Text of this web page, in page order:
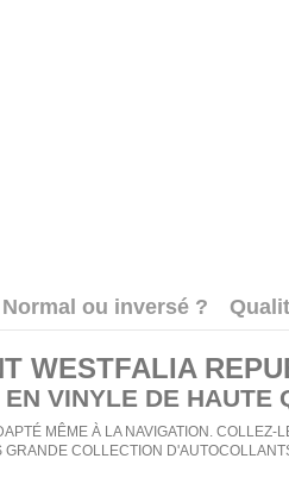
Normal ou inversé ?
WESTFALIA
VINYLE DE HAUTE
MÊME À LA NAVIGATION.
COLLECTION